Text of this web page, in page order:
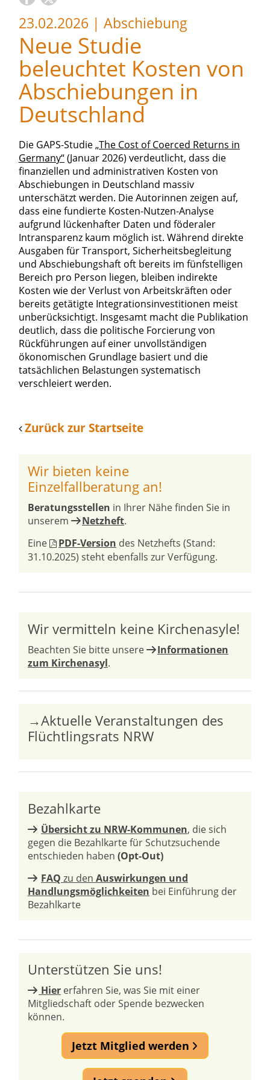
23.02.2026 | Abschiebung
Neue Studie
beleuchtet Kosten von
Abschiebungen in
Deutschland
Die GAPS-Studie„The Cost of Coerced Returns in
Germany“(Januar 2026) verdeutlicht, dass die
finanziellen und administrativen Kosten von
Abschiebungen in Deutschland massiv
unterschätzt werden. Die Autorinnen zeigen auf,
dass eine fundierte Kosten-Nutzen-Analyse
aufgrund lückenhafter Daten und föderaler
Intransparenz kaum möglich ist. Während direkte
Ausgaben für Transport, Sicherheitsbegleitung
und Abschiebungshaft oft bereits im fünfstelligen
Bereich pro Person liegen, bleiben indirekte
Kosten wie der Verlust von Arbeitskräften oder
bereits getätigte Integrationsinvestitionen meist
unberücksichtigt. Insgesamt macht die Publikation
deutlich, dass die politische Forcierung von
Rückführungen auf einer unvollständigen
ökonomischen Grundlage basiert und die
tatsächlichen Belastungen systematisch
verschleiert werden.
Zurück zur Startseite
Wir bieten keine
Einzelfallberatung an!
Beratungsstellen in Ihrer Nähe finden Sie in
unserem
Netzheft.
Eine
PDF-Version des Netzhefts (Stand:
31.10.2025) steht ebenfalls zur Verfügung.
Wir vermitteln keine Kirchenasyle!
Beachten Sie bitte unsere
Informationen
zum Kirchenasyl.
→Aktuelle Veranstaltungen des
Flüchtlingsrats NRW
Bezahlkarte
Übersicht zu NRW-Kommunen, die sich
gegen die Bezahlkarte für Schutzsuchende
entschieden haben (Opt-Out)
FAQ zu den Auswirkungen und
Handlungsmöglichkeiten bei Einführung der
Bezahlkarte
Unterstützen Sie uns!
Hier erfahren Sie, was Sie mit einer
Mitgliedschaft oder Spende bezwecken
können.
Jetzt Mitglied werden